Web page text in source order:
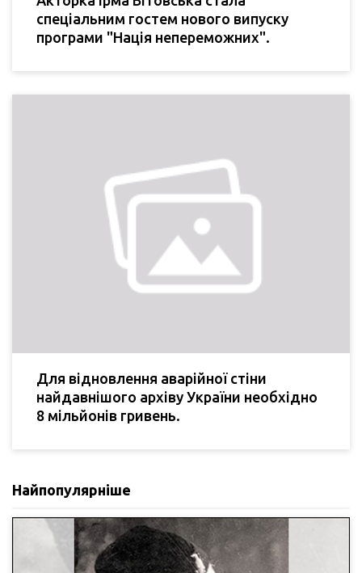
спеціальним гостем нового випуску
програми "Нація непереможних".
Для відновлення аварійної стіни
найдавнішого архіву України необхідно
8 мільйонів гривень.
Найпопулярніше